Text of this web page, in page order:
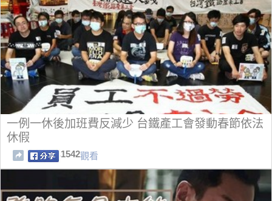
一例一休後加班費反減少 台鐵產工會發動春節依法
休假
1542觀看